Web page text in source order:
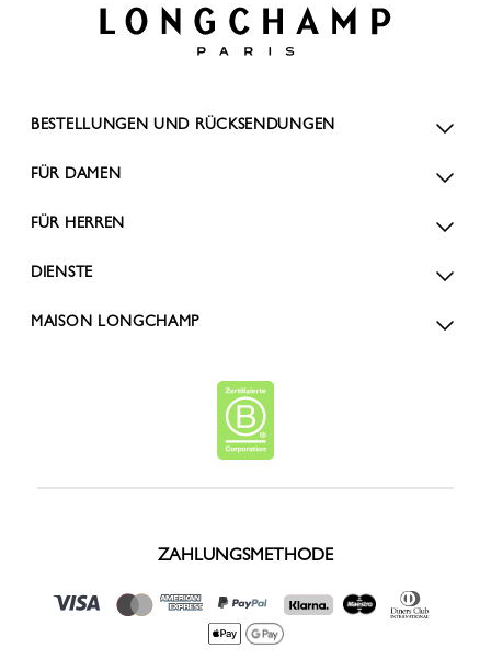
BESTELLUNGEN UND RÜCKSENDUNGEN
FÜR DAMEN
FÜR HERREN
DIENSTE
MAISON LONGCHAMP
ZAHLUNGSMETHODE